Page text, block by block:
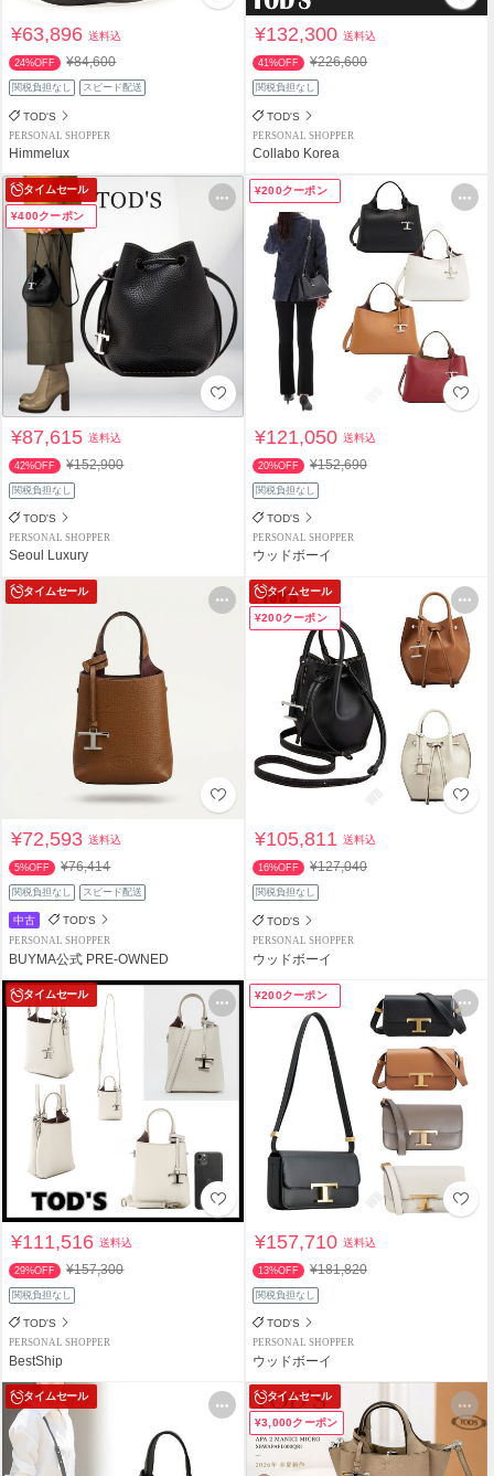
¥63,896送料込
24%OFF ¥84,600
関税負担なし スピード配送
TOD'S
PERSONAL SHOPPER
Himmelux
¥132,300送料込
41%OFF ¥226,600
関税負担なし
TOD'S
PERSONAL SHOPPER
Collabo Korea
タイムセール
¥400クーポン
¥87,615送料込
42%OFF ¥152,900
関税負担なし
TOD'S
PERSONAL SHOPPER
Seoul Luxury
¥200クーポン
¥121,050送料込
20%OFF ¥152,690
関税負担なし
TOD'S
PERSONAL SHOPPER
ウッドボーイ
タイムセール
¥72,593送料込
5%OFF ¥76,414
関税負担なし スピード配送
中古 TOD'S
PERSONAL SHOPPER
BUYMA公式 PRE-OWNED
タイムセール
¥200クーポン
¥105,811送料込
16%OFF ¥127,040
関税負担なし
TOD'S
PERSONAL SHOPPER
ウッドボーイ
タイムセール
¥111,516送料込
29%OFF ¥157,300
関税負担なし
TOD'S
PERSONAL SHOPPER
BestShip
¥200クーポン
¥157,710送料込
13%OFF ¥181,820
関税負担なし
TOD'S
PERSONAL SHOPPER
ウッドボーイ
タイムセール タイムセール
¥3,000クーポン